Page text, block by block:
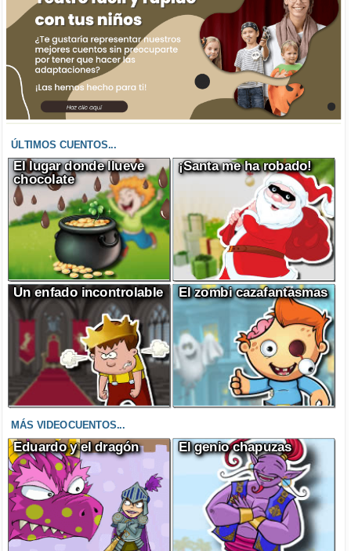
ÚLTIMOS CUENTOS...
El lugar donde llueve
chocolate
¡Santa me ha robado!
Un enfado incontrolable El zombi cazafantasmas
MÁS VIDEOCUENTOS...
Eduardo y el dragón El genio chapuzas